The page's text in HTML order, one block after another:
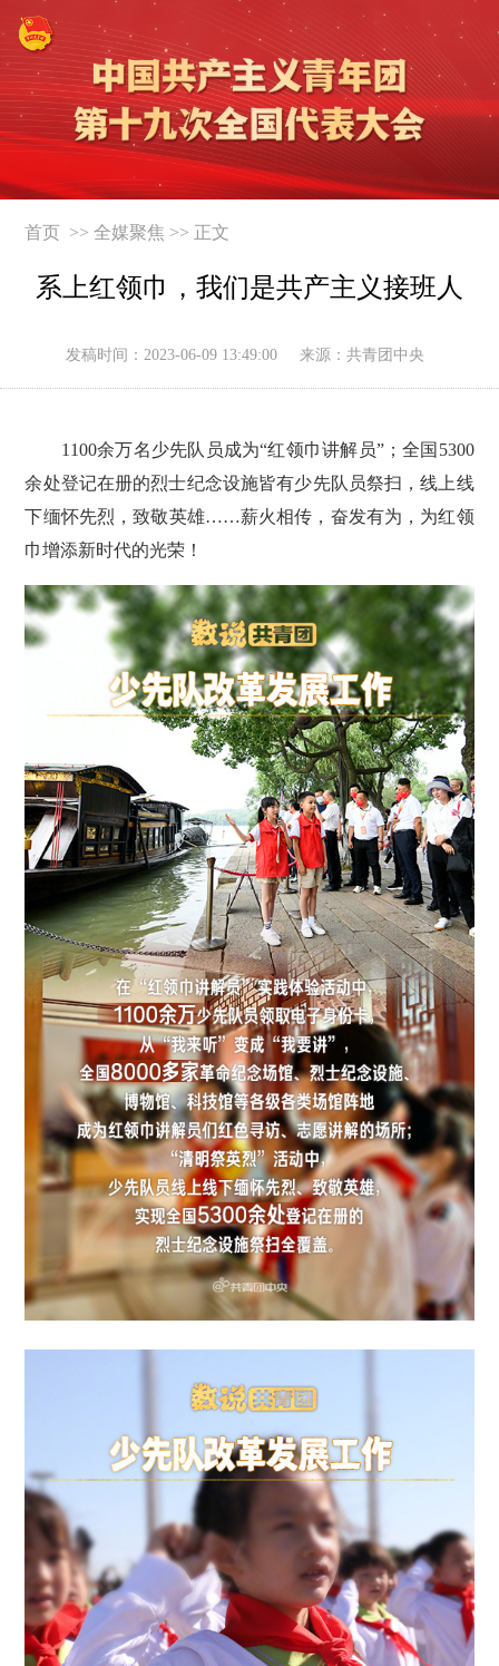
首页 >> 全媒聚焦 >> 正文
系上红领巾，我们是共产主义接班人
发稿时间： 2023-06-09 13:49:00 来源：共青团中央
1100余万名少先队员成为“红领巾讲解员”；全国5300
余处登记在册的烈士纪念设施皆有少先队员祭扫，线上线
下缅怀先烈，致敬英雄……薪火相传，奋发有为，为红领
巾增添新时代的光荣！